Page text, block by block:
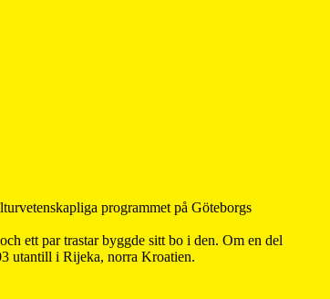
programmet på Göteborgs
ett par trastar byggde sitt bo i den. Om en del
utantill i Rijeka, norra Kroatien.